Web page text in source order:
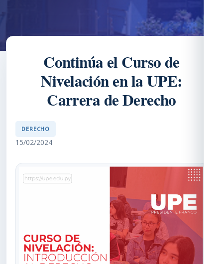
Continúa el Curso de
Nivelación en la UPE:
Carrera de Derecho
DERECHO
15/02/2024